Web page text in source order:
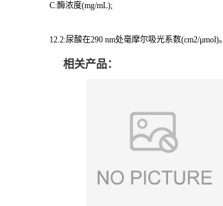
C:酶浓度(mg/mL);
12.2:尿酸在290 nm处毫摩尔吸光系数(cm2/μmol)。
相关产品：